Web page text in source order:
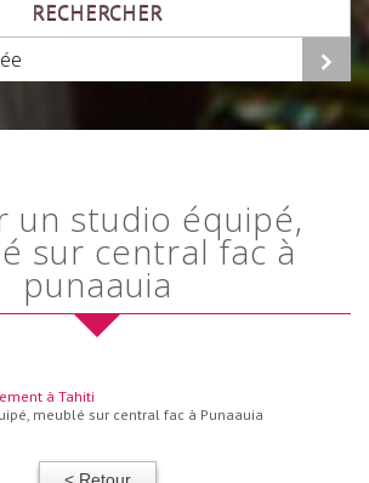
RECHERCHER
sur central fac à
punaauia
à Tahiti
meublé sur central fac à Punaauia
< Retour